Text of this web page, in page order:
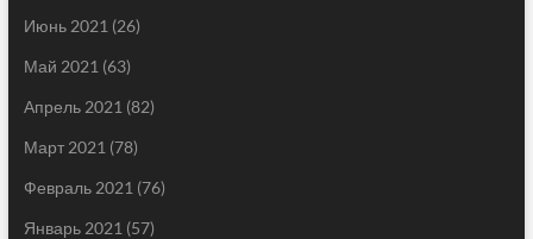
Июнь 2021 (26)
Май 2021 (63)
Апрель 2021 (82)
Март 2021 (78)
Февраль 2021 (76)
Январь 2021 (57)